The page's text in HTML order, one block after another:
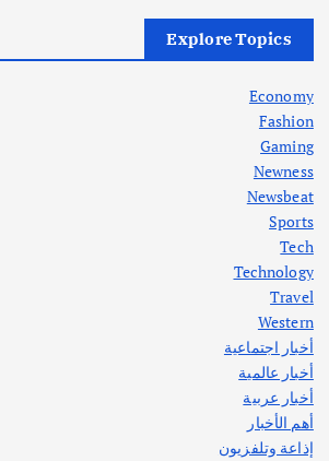
في جذور المشكلة
أهم الأخبار
اختتام ورشة السينوغرافيا في مدينة كلباء
أغسطس 3, 2026
Explore Topics
Economy
Fashion
Gaming
Newness
Newsbeat
Sports
Tech
Technology
Travel
Western
أخبار اجتماعية
أخبار عالمية
أخبار عربية
أهم الأخبار
إذاعة وتلفزيون